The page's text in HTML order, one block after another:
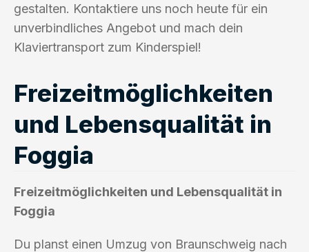
gestalten. Kontaktiere uns noch heute für ein
unverbindliches Angebot und mach dein
Klaviertransport zum Kinderspiel!
Freizeitmöglichkeiten
und Lebensqualität in
Foggia
Freizeitmöglichkeiten und Lebensqualität in
Foggia
Du planst einen Umzug von Braunschweig nach